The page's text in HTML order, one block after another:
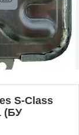
S-Class
(БУ